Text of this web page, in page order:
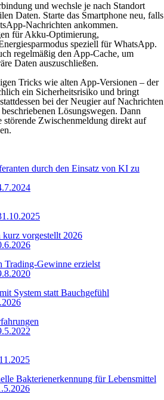
und wechsle je nach Standort
Daten. Starte das Smartphone neu, falls
Nachrichten ankommen.
für Akku-Optimierung,
speziell für WhatsApp.
regelmäßig den App-Cache, um
Daten auszuschließen.
Tricks wie alten App-Versionen – der
ein Sicherheitsrisiko und bringt
bei der Neugier auf Nachrichten
Lösungswegen. Dann
störende Zwischenmeldung direkt auf
durch den Einsatz von KI zu
kurz vorgestellt 2026
Trading-Gewinne erzielst
System statt Bauchgefühl
Bakterienerkennung für Lebensmittel